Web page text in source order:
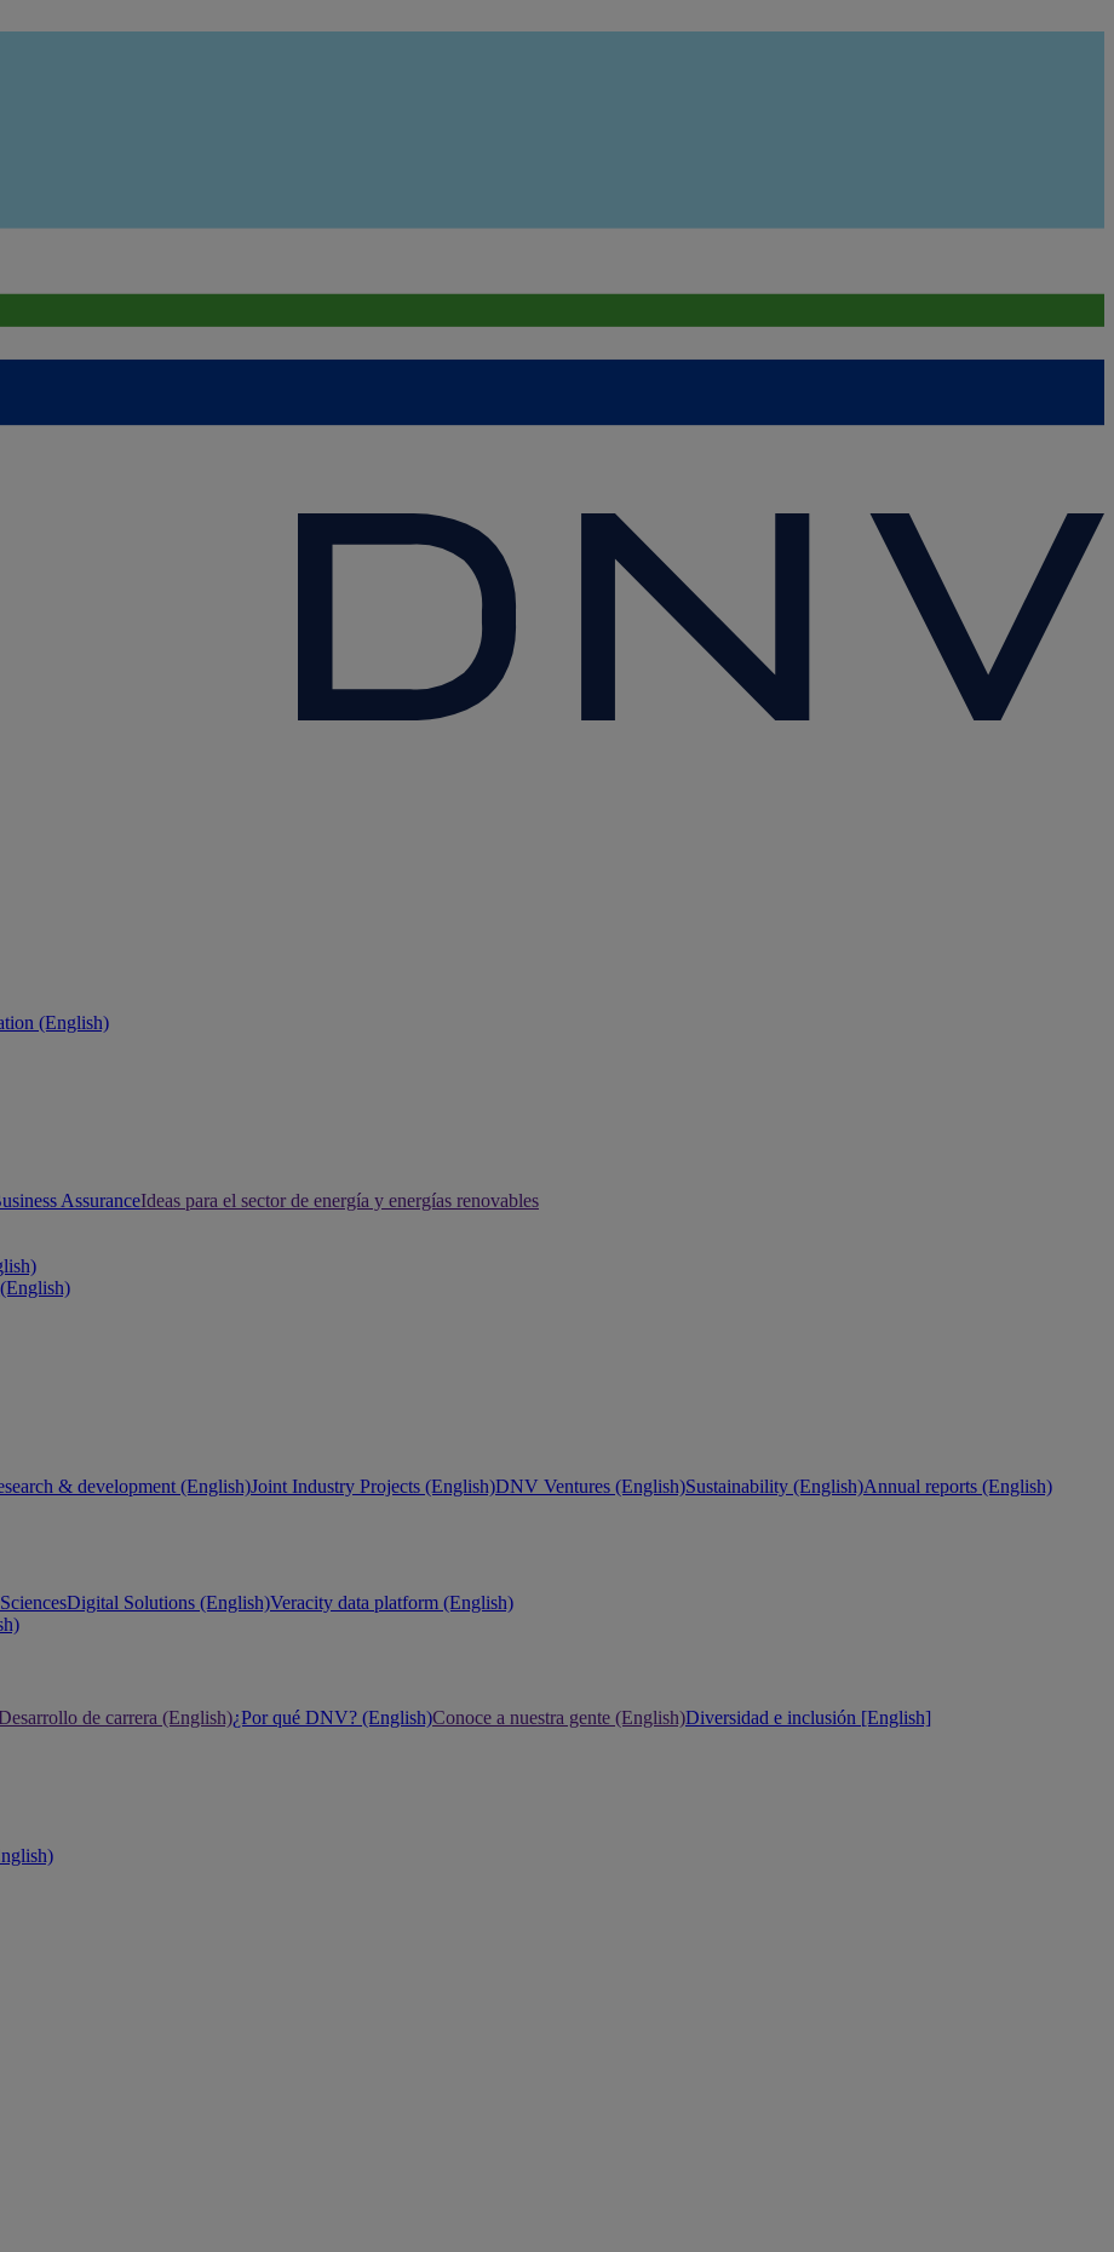
(English)
AssuranceIdeas para el sector de energía y energías renovables
& development (English)Joint Industry Projects (English)DNV Ventures (English)Sustainability (English)Annual reports (English)
Digital Solutions (English)Veracity data platform (English)
de carrera (English)¿Por qué DNV? (English)Conoce a nuestra gente (English)Diversidad e inclusión [English]